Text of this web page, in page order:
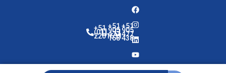
+51
(01)
2201631
+51
905
477
168
+51
905
477
438